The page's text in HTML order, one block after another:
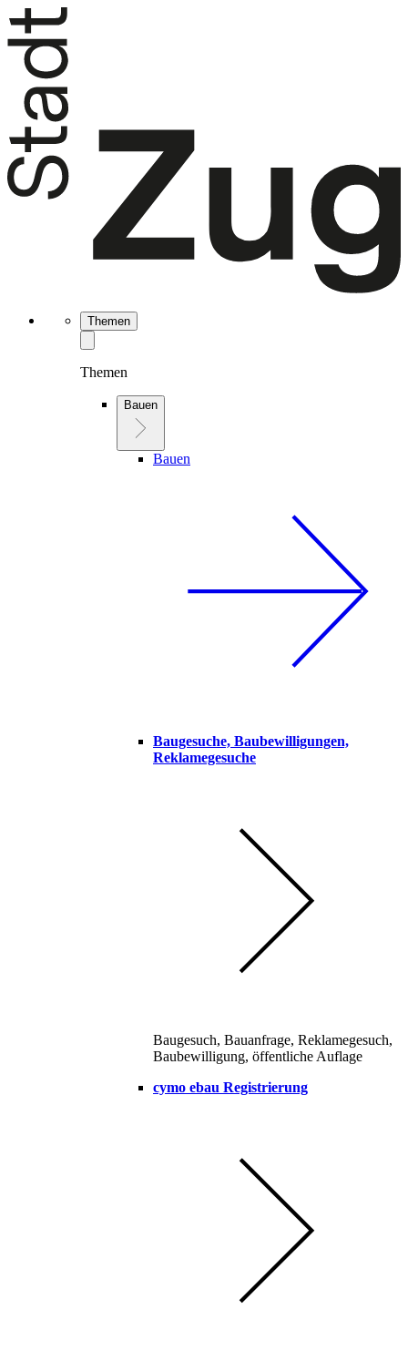
Themen
Themen
Bauen
Bauen
Baugesuche, Baubewilligungen,
Reklamegesuche
Baugesuch, Bauanfrage, Reklamegesuch,
Baubewilligung, öffentliche Auflage
cymo ebau Registrierung